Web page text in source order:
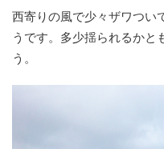
西寄りの風で少々ザワつい
うです。多少揺られるかと
う。